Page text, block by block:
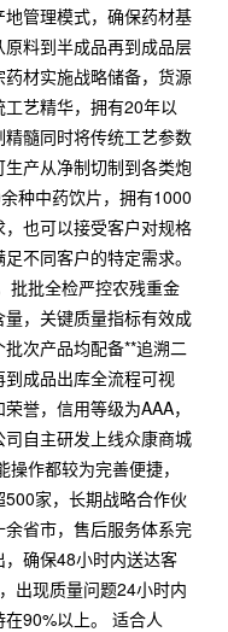
管理模式，确保药材基
料到半成品再到成品层
材实施战略储备，货源
艺精华，拥有20年以
精髓同时将传统工艺参数
产从净制切制到各类炮
种中药饮片，拥有1000
也可以接受客户对规格
不同客户的特定需求。
批批全检严控农残重金
，关键质量指标有效成
次产品均配备**追溯二
成品出库全流程可视
誉，信用等级为AAA，
自主研发上线众康商城
作都较为完善便捷，
家，长期战略合作伙
省市，售后服务体系完
确保48小时内送达客
出现质量问题24小时内
90%以上。 适合人